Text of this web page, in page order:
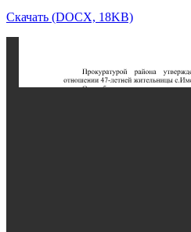
Скачать (DOCX, 18KB)